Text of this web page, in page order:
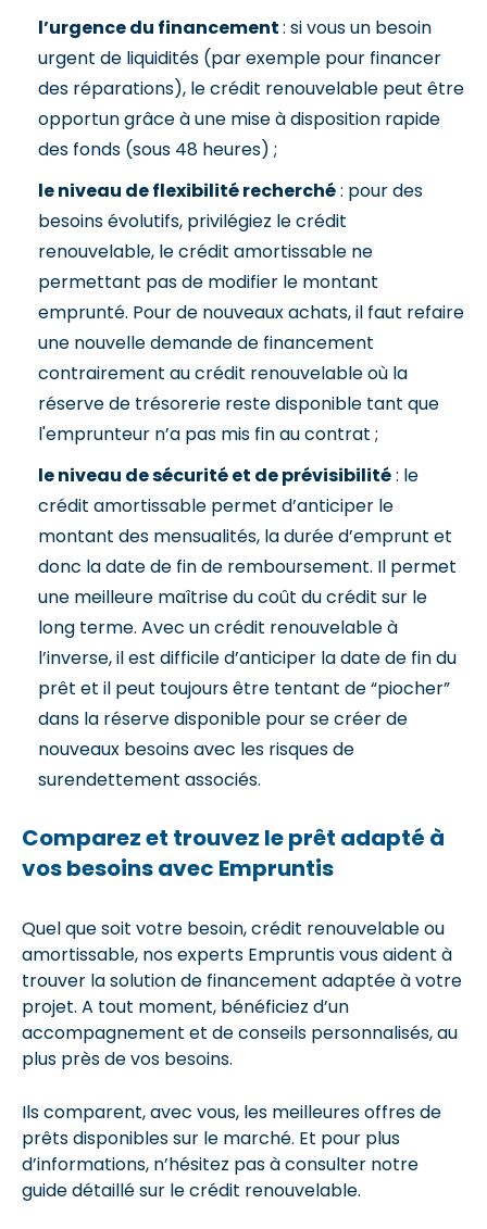
l’urgence du financement: si vous un besoin
urgent de liquidités (par exemple pour financer
des réparations), le crédit renouvelable peut être
opportun grâce à une mise à disposition rapide
des fonds (sous 48 heures) ;
le niveau de flexibilité recherché: pour des
besoins évolutifs, privilégiez le crédit
renouvelable, le crédit amortissable ne
permettant pas de modifier le montant
emprunté. Pour de nouveaux achats, il faut refaire
une nouvelle demande de financement
contrairement au crédit renouvelable où la
réserve de trésorerie reste disponible tant que
l'emprunteur n’a pas mis fin au contrat ;
le niveau de sécurité et de prévisibilité: le
crédit amortissable permet d’anticiper le
montant des mensualités, la durée d’emprunt et
donc la date de fin de remboursement. Il permet
une meilleure maîtrise du coût du crédit sur le
long terme. Avec un crédit renouvelable à
l’inverse, il est difficile d’anticiper la date de fin du
prêt et il peut toujours être tentant de “piocher”
dans la réserve disponible pour se créer de
nouveaux besoins avec les risques de
surendettement associés.
Comparez et trouvez le prêt adapté à
vos besoins avec Empruntis
Quel que soit votre besoin, crédit renouvelable ou
amortissable, nos experts Empruntis vous aident à
trouver la solution de financement adaptée à votre
projet. A tout moment, bénéficiez d’un
accompagnement et de conseils personnalisés, au
plus près de vos besoins.
Ils comparent, avec vous, les meilleures offres de
prêts disponibles sur le marché. Et pour plus
d’informations, n’hésitez pas à consulter notre
guide détaillé sur le crédit renouvelable.